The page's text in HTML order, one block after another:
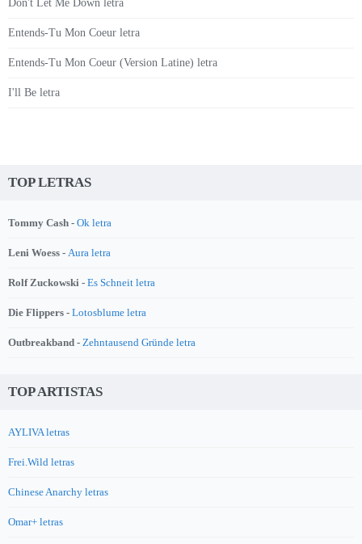
Don't Let Me Down letra
Entends-Tu Mon Coeur letra
Entends-Tu Mon Coeur (Version Latine) letra
I'll Be letra
TOP LETRAS
Tommy Cash - Ok letra
Leni Woess - Aura letra
Rolf Zuckowski - Es Schneit letra
Die Flippers - Lotosblume letra
Outbreakband - Zehntausend Gründe letra
TOP ARTISTAS
AYLIVA letras
Frei.Wild letras
Chinese Anarchy letras
Omar+ letras